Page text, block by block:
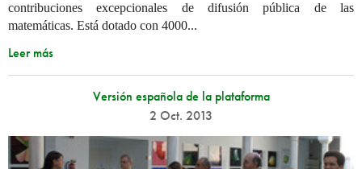
contribuciones excepcionales de difusión pública de las
matemáticas. Está dotado con 4000...
Leer más
Versión española de la plataforma
2 Oct. 2013